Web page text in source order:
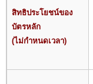
สิทธิประโยชน์ของ
บัตรหลัก
(ไม่กำหนดเวลา)